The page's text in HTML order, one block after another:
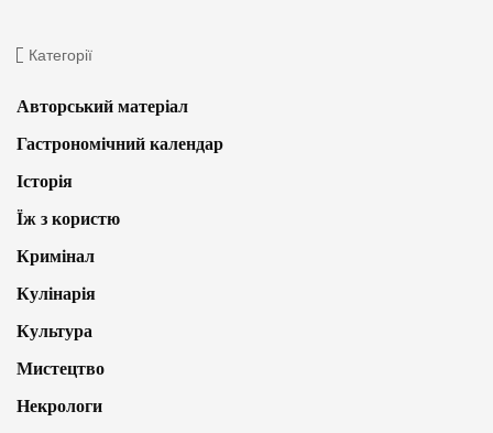
Категорії
Авторський матеріал
Гастрономічний календар
Історія
Їж з користю
Кримінал
Кулінарія
Культура
Мистецтво
Некрологи